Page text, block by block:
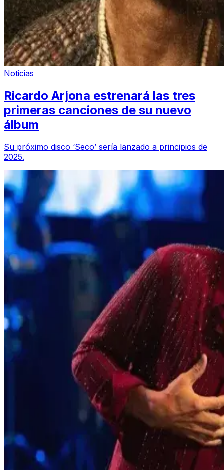
Noticias
Ricardo Arjona estrenará las tres
primeras canciones de su nuevo
álbum
Su próximo disco ‘Seco’ sería lanzado a principios de
2025.